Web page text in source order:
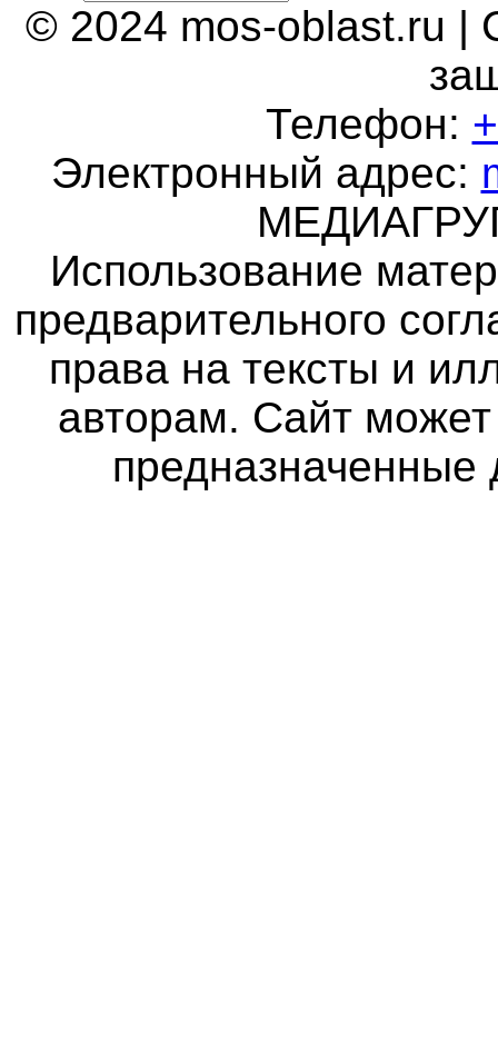
© 2024 mos-oblast.ru |
Телефон:
Электронный адрес:
Использование
предварительного
права на тексты и
авторам. Сайт